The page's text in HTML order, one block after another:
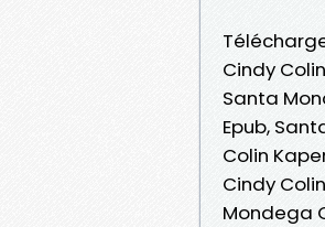
Cindy
Santa
Epub,
Colin
Cindy
Mondega